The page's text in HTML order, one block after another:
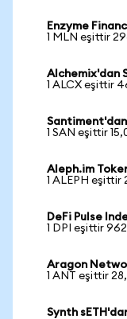
Enzyme
1 MLN eşittir
Alchemix'dan
1 ALCX eşittir
1 SAN eşittir
Aleph.im
1 ALEPH eşittir
DeFi Pulse
1 DPI eşittir
Aragon
1 ANT eşittir
Synth